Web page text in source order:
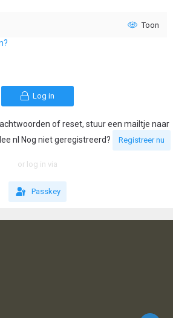
Toon
Log in
of reset, stuur een mailtje naar
nl Nog niet geregistreerd?
Registreer nu
or log in via
Passkey